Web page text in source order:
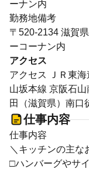
ーナン内
勤務地備考
〒520-2134 滋賀
ーコーナン内
アクセス
アクセス ＪＲ東
山坂本線 京阪石
田（滋賀県）南口
仕事内容
仕事内容
＼キッチンの主な
□ハンバーグやサ